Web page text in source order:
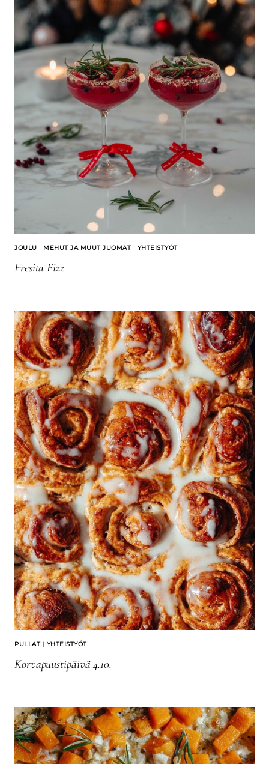
JOULU | MEHUT JA MUUT JUOMAT | YHTEISTYÖT
Fresita Fizz
PULLAT | YHTEISTYÖT
Korvapuustipäivä 4.10.